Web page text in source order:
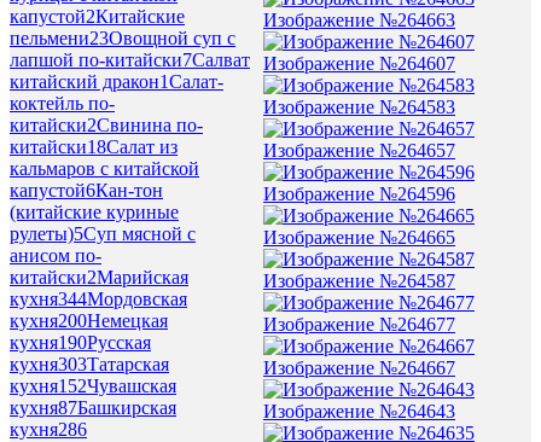
капустой2Китайские
пельмени23Овощной суп с
лапшой по-китайски7Салват
китайский дракон1Салат-
коктейль по-
китайски2Свинина по-
китайски18Салат из
кальмаров с китайской
капустой6Кан-тон
(китайские куриные
рулеты)5Суп мясной с
анисом по-
китайски2Марийская
кухня344Мордовская
кухня200Немецкая
кухня190Русская
кухня303Татарская
кухня152Чувашская
кухня87Башкирская
кухня286
Изображение №264663
Изображение №264607
Изображение №264583
Изображение №264657
Изображение №264596
Изображение №264665
Изображение №264587
Изображение №264677
Изображение №264667
Изображение №264643